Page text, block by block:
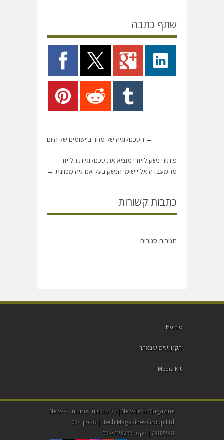
שתף כתבה
← הטכנולוגיה של מחר ביישומים של היום
פיתוח נשק לייזרי מוציא את טכנולוגיית הלייזר
מהמעבדה אל יישומי הנשק בעל אנרגיה מכוונת →
כתבות קשורות
תגובות סגורות
Home
תקנון שימוש באתר
Media Kit
New-Tech Magazine | כל הזכויות שמורות ל- New-
Tech Magazines Group Ltd. | טלפון: 09-
7882288 | פקס: 09-7428299